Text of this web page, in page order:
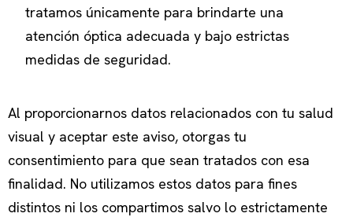
tratamos únicamente para brindarte una
atención óptica adecuada y bajo estrictas
medidas de seguridad.
Al proporcionarnos datos relacionados con tu salud
visual y aceptar este aviso, otorgas tu
consentimiento para que sean tratados con esa
finalidad. No utilizamos estos datos para fines
distintos ni los compartimos salvo lo estrictamente